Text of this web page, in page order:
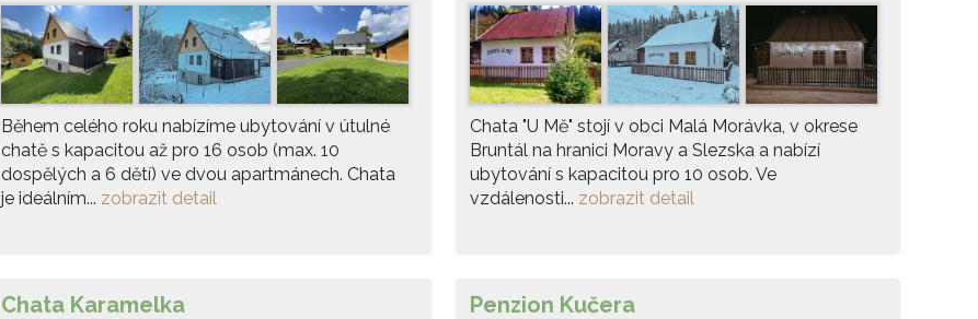
Během celého roku nabízíme ubytování v útulné
chatě s kapacitou až pro 16 osob (max. 10
dospělých a 6 dětí) ve dvou apartmánech. Chata
je ideálním... zobrazit detail
Chata "U Mě" stojí v obci Malá Morávka, v okrese
Bruntál na hranici Moravy a Slezska a nabízí
ubytování s kapacitou pro 10 osob. Ve
vzdálenosti... zobrazit detail
Chata Karamelka Penzion Kučera